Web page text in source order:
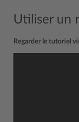
Utiliser un
Regarder le tutoriel